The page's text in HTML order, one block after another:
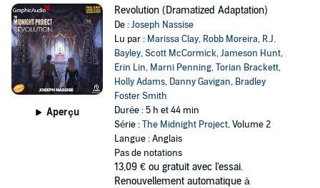
Aperçu
Revolution (Dramatized Adaptation)
De :Joseph Nassise
Lu par : Marissa Clay, Robb Moreira, R.J.
Bayley,Scott McCormick,Jameson Hunt,
Erin Lin, Marni Penning,Torian Brackett,
Holly Adams, Danny Gavigan, Bradley
Foster Smith
Durée : 5 h et 44 min
Série :The Midnight Project, Volume 2
Langue : Anglais
Pas de notations
13,09 € ou gratuit avec l'essai.
Renouvellement automatique à